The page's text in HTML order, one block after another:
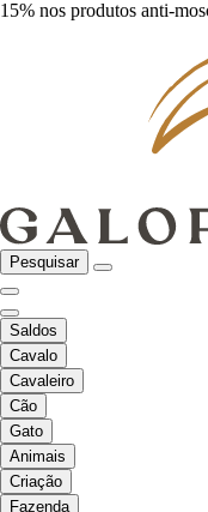
15% nos produtos anti-
Pesquisar
Saldos
Cavalo
Cavaleiro
Cão
Gato
Animais
Criação
Fazenda